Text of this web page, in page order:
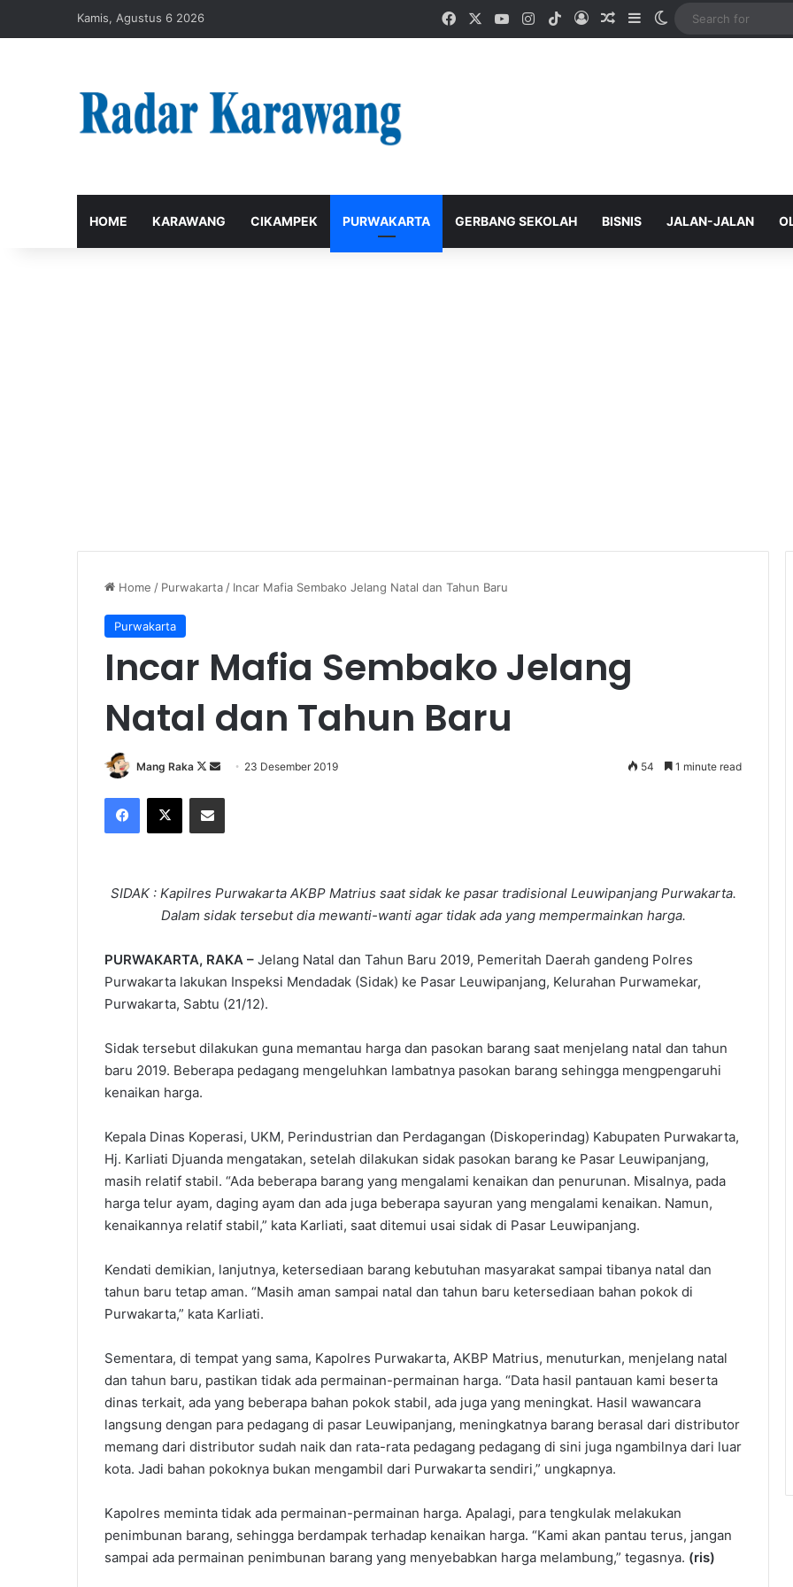
Kamis, Agustus 6 2026 FacebookYouTubeInstagram
TikTokLog InRandom Article
SidebarSwitch skin
HOME KARAWANG CIKAMPEK PURWAKARTA GERBANG SEKOLAH BISNIS JALAN-JALAN
Home / Purwakarta / Incar Mafia Sembako Jelang Natal dan Tahun Baru
Purwakarta
Incar Mafia Sembako Jelang
Natal dan Tahun Baru
Mang Raka
Follow
X
Send 23 Desember 2019 54 1 minute read
Facebook
X Share via Email
SIDAK : Kapilres Purwakarta AKBP Matrius saat sidak ke pasar tradisional Leuwipanjang Purwakarta.
Dalam sidak tersebut dia mewanti-wanti agar tidak ada yang mempermainkan harga.
PURWAKARTA, RAKA – Jelang Natal dan Tahun Baru 2019, Pemeritah Daerah gandeng Polres
Purwakarta lakukan Inspeksi Mendadak (Sidak) ke Pasar Leuwipanjang, Kelurahan Purwamekar,
Purwakarta, Sabtu (21/12).
Sidak tersebut dilakukan guna memantau harga dan pasokan barang saat menjelang natal dan tahun
baru 2019. Beberapa pedagang mengeluhkan lambatnya pasokan barang sehingga mengpengaruhi
kenaikan harga.
Kepala Dinas Koperasi, UKM, Perindustrian dan Perdagangan (Diskoperindag) Kabupaten Purwakarta,
Hj. Karliati Djuanda mengatakan, setelah dilakukan sidak pasokan barang ke Pasar Leuwipanjang,
masih relatif stabil. “Ada beberapa barang yang mengalami kenaikan dan penurunan. Misalnya, pada
harga telur ayam, daging ayam dan ada juga beberapa sayuran yang mengalami kenaikan. Namun,
kenaikannya relatif stabil,” kata Karliati, saat ditemui usai sidak di Pasar Leuwipanjang.
Kendati demikian, lanjutnya, ketersediaan barang kebutuhan masyarakat sampai tibanya natal dan
tahun baru tetap aman. “Masih aman sampai natal dan tahun baru ketersediaan bahan pokok di
Purwakarta,” kata Karliati.
Sementara, di tempat yang sama, Kapolres Purwakarta, AKBP Matrius, menuturkan, menjelang natal
dan tahun baru, pastikan tidak ada permainan-permainan harga. “Data hasil pantauan kami beserta
dinas terkait, ada yang beberapa bahan pokok stabil, ada juga yang meningkat. Hasil wawancara
langsung dengan para pedagang di pasar Leuwipanjang, meningkatnya barang berasal dari distributor
memang dari distributor sudah naik dan rata-rata pedagang pedagang di sini juga ngambilnya dari luar
kota. Jadi bahan pokoknya bukan mengambil dari Purwakarta sendiri,” ungkapnya.
Kapolres meminta tidak ada permainan-permainan harga. Apalagi, para tengkulak melakukan
penimbunan barang, sehingga berdampak terhadap kenaikan harga. “Kami akan pantau terus, jangan
sampai ada permainan penimbunan barang yang menyebabkan harga melambung,” tegasnya. (ris)